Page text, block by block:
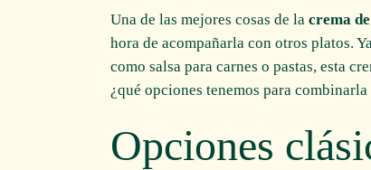
Una de las mejores cosas de la crema
hora de acompañarla con otros platos.
como salsa para carnes o pastas, esta
¿qué opciones tenemos para
Opciones